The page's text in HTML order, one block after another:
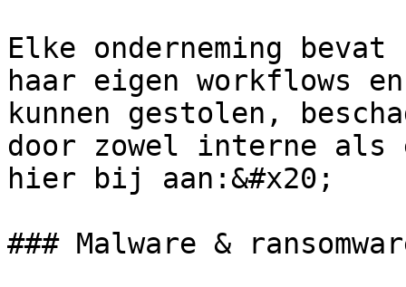
Elke onderneming
haar eigen workflows
kunnen gestolen,
door zowel interne als
hier bij aan:&#x20;
### Malware &